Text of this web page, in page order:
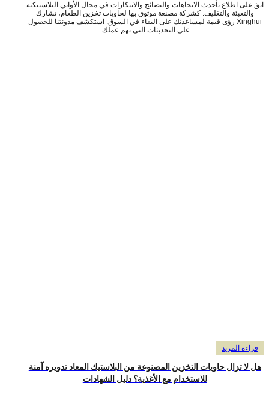
على اطلاع بأحدث الاتجاهات والنصائح والابتكارات في مجال الأواني البلاستيكية
والتعبئة والتغليف. كشركة مصنعة موثوق بها لحاويات تخزين الطعام، تشارك
Xinghui رؤى قيمة لمساعدتك على البقاء في السوق. استكشف مدونتنا للحصول
على التحديثات التي تهم عملك.
المزيد
لا تزال حاويات التخزين المصنوعة من البلاستيك المعاد تدويره آمنة
للاستخدام مع الأغذية؟ دليل الشهادات